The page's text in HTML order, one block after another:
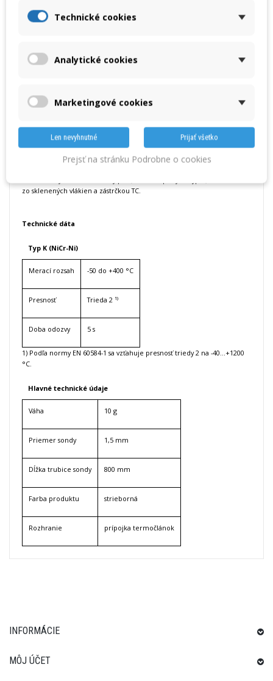
DETAILY
Testo Termočlánok s TE konektorom, pružný, dĺžka 800 mm
Flexibilný kábel
Termočlánok typu K
zo sklenených vlákien a zástrčkou TC.
Technické dáta
Typ K (NiCr-Ni)
Merací rozsah -50 do +400 °C
Presnosť Trieda 2 ¹⁾
Doba odozvy 5 s
1) Podľa normy EN 60584-1 sa vzťahuje presnosť triedy 2 na -40...+1200
°C.
Hlavné technické údaje
Váha 10 g
Priemer sondy 1,5 mm
Dĺžka trubice sondy 800 mm
Farba produktu strieborná
Rozhranie prípojka termočlánok
INFORMÁCIE
MÔJ ÚČET
Technické cookies
Analytické cookies
Marketingové cookies
Len nevyhnutné Prijať všetko
Prejsť na stránku Podrobne o cookies